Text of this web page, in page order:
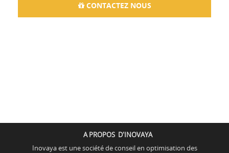
CONTACTEZ NOUS
A PROPOS D'INOVAYA
Inovaya est une société de conseil en optimisation des